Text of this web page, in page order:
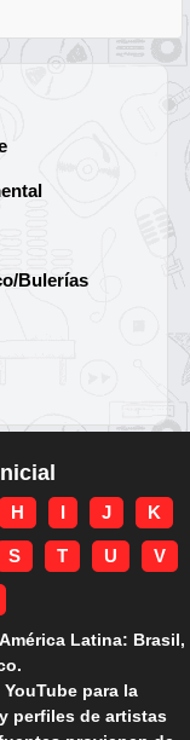
Bulerías
H I J K
S T U V
Latina: Brasil,
para la
perfiles de artistas